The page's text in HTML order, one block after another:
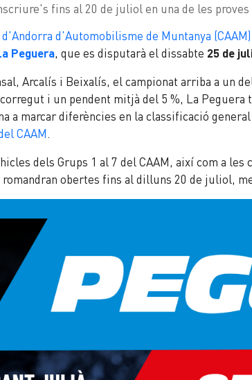
fins al 20 de juliol en una de les
d'Automobilisme de Muntanya
Peguera, que es disputarà el dissabte 25 de
Arcalís i Beixalís, el campionat arriba a un
i un pendent mitjà del 5 %, La
a marcar diferències en la classificació
CAAM.
dels Grups 1 al 7 del CAAM, així com a
obertes fins al dilluns 20 de juliol,